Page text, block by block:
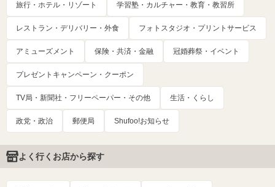
旅行・ホテル・リゾート 学習塾・カルチャー・教育・教習所
レストラン・デリバリー・外食 フォトスタジオ・プリントサービス
アミューズメント 保険・共済・金融 冠婚葬祭・イベント
プレゼントキャンペーン・クーポン
TV局・新聞社・フリーペーパー・その他 生活・くらし
政党・政治 郵便局 Shufoo!お知らせ
よく行くお店から探す